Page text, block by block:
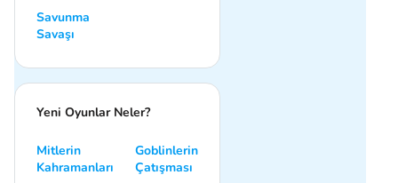
Savunma
Savaşı
Yeni Oyunlar Neler?
Mitlerin
Kahramanları
Goblinlerin
Çatışması